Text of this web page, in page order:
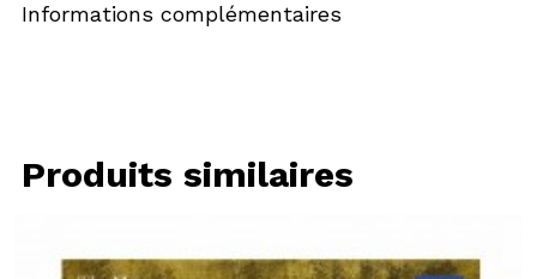
Informations complémentaires
Produits similaires